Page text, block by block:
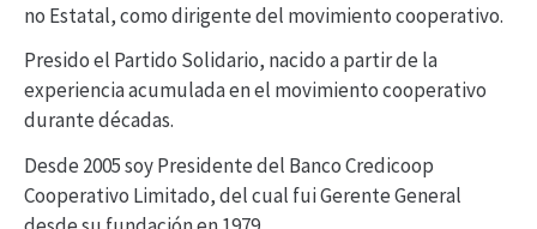
d
e
v
d
no Estatal, como dirigente del movimiento cooperativo.
Presido el Partido Solidario, nacido a partir de la
experiencia acumulada en el movimiento cooperativo
durante décadas.
Desde 2005 soy Presidente del Banco Credicoop
Cooperativo Limitado, del cual fui Gerente General